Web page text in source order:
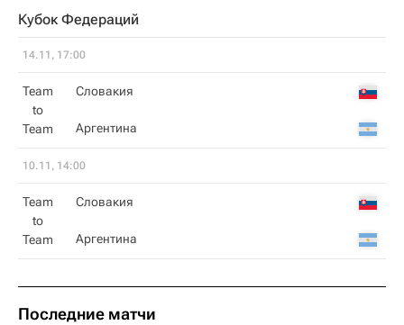
Кубок Федераций
14.11, 17:00
Team
to
Team
Словакия
Аргентина
10.11, 14:00
Team
to
Team
Словакия
Аргентина
Последние матчи